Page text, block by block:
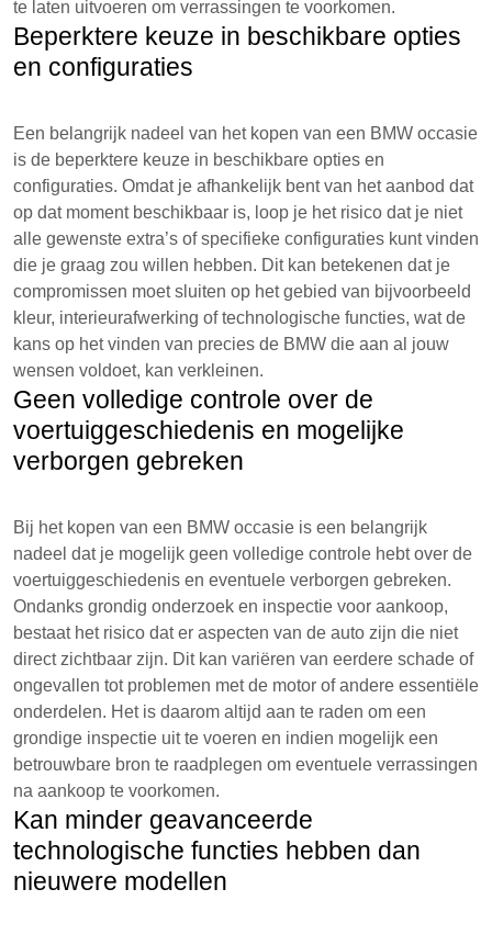
te laten uitvoeren om verrassingen te voorkomen.
Beperktere keuze in beschikbare opties
en configuraties
Een belangrijk nadeel van het kopen van een BMW occasie
is de beperktere keuze in beschikbare opties en
configuraties. Omdat je afhankelijk bent van het aanbod dat
op dat moment beschikbaar is, loop je het risico dat je niet
alle gewenste extra’s of specifieke configuraties kunt vinden
die je graag zou willen hebben. Dit kan betekenen dat je
compromissen moet sluiten op het gebied van bijvoorbeeld
kleur, interieurafwerking of technologische functies, wat de
kans op het vinden van precies de BMW die aan al jouw
wensen voldoet, kan verkleinen.
Geen volledige controle over de
voertuiggeschiedenis en mogelijke
verborgen gebreken
Bij het kopen van een BMW occasie is een belangrijk
nadeel dat je mogelijk geen volledige controle hebt over de
voertuiggeschiedenis en eventuele verborgen gebreken.
Ondanks grondig onderzoek en inspectie voor aankoop,
bestaat het risico dat er aspecten van de auto zijn die niet
direct zichtbaar zijn. Dit kan variëren van eerdere schade of
ongevallen tot problemen met de motor of andere essentiële
onderdelen. Het is daarom altijd aan te raden om een
grondige inspectie uit te voeren en indien mogelijk een
betrouwbare bron te raadplegen om eventuele verrassingen
na aankoop te voorkomen.
Kan minder geavanceerde
technologische functies hebben dan
nieuwere modellen